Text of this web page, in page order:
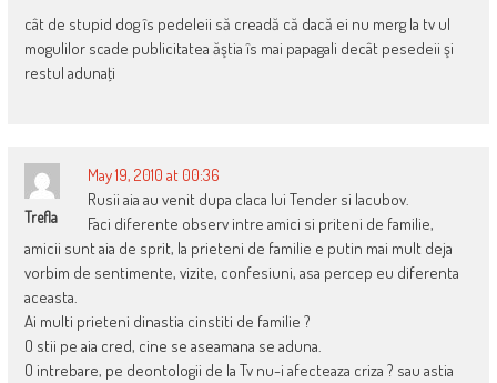
cât de stupid dog îs pedeleii să creadă că dacă ei nu merg la tv ul
mogulilor scade publicitatea ăştia îs mai papagali decât pesedeii şi
restul adunaţi
Trefla
May 19, 2010 at 00:36
Rusii aia au venit dupa claca lui Tender si Iacubov.
Faci diferente observ intre amici si priteni de familie,
amicii sunt aia de sprit, la prieteni de familie e putin mai mult deja
vorbim de sentimente, vizite, confesiuni, asa percep eu diferenta
aceasta.
Ai multi prieteni dinastia cinstiti de familie ?
O stii pe aia cred, cine se aseamana se aduna.
O intrebare, pe deontologii de la Tv nu-i afecteaza criza ? sau astia